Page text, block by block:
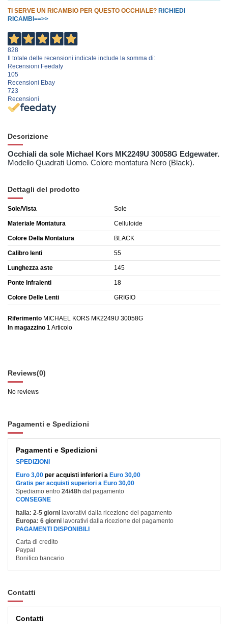
TI SERVE UN RICAMBIO PER QUESTO OCCHIALE? RICHIEDI
RICAMBI==>>
828
Il totale delle recensioni indicate include la somma di:
Recensioni Feedaty
105
Recensioni Ebay
723
Recensioni
Descrizione
Occhiali da sole Michael Kors MK2249U 30058G Edgewater.
Modello Quadrati Uomo. Colore montatura Nero (Black).
Dettagli del prodotto
Sole/Vista Sole
Materiale Montatura Celluloide
Colore Della Montatura BLACK
Calibro lenti 55
Lunghezza aste 145
Ponte Infralenti 18
Colore Delle Lenti GRIGIO
Riferimento MICHAEL KORS MK2249U 30058G
In magazzino 1 Articolo
Reviews(0)
No reviews
Pagamenti e Spedizioni
Pagamenti e Spedizioni
SPEDIZIONI
Euro 3,00 per acquisti inferiori a Euro 30,00
Gratis per acquisti superiori a Euro 30,00
Spediamo entro 24/48h dal pagamento
CONSEGNE
Italia: 2-5 giorni lavorativi dalla ricezione del pagamento
Europa: 6 giorni lavorativi dalla ricezione del pagamento
PAGAMENTI DISPONIBILI
Carta di credito
Paypal
Bonifico bancario
Contatti
Contatti